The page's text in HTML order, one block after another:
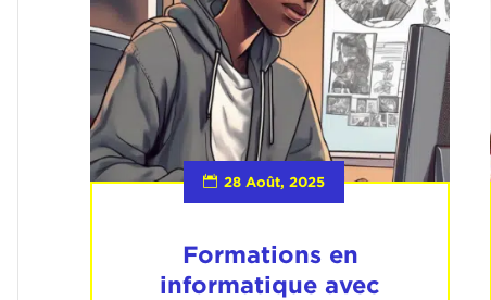
28 Août, 2025
Formations en
informatique avec